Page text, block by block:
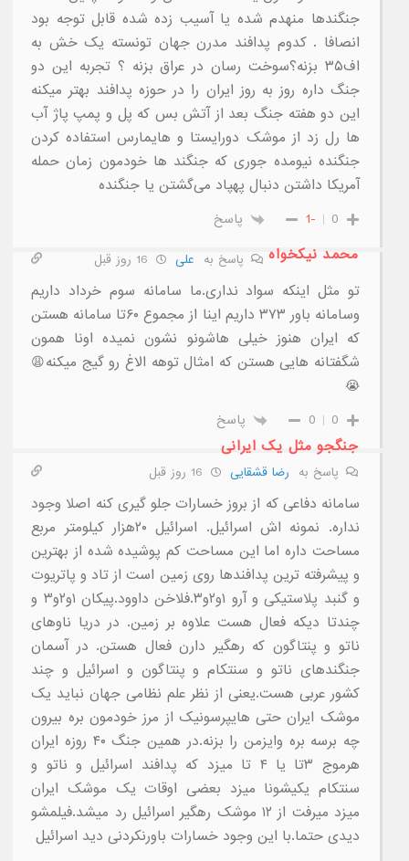
جنگندها منهدم شده یا آسیب زده شده قابل توجه بود
انصافا . کدوم پدافند مدرن جهان تونسته یک خش به
اف۳۵ بزنه؟سوخت رسان در عراق بزنه ؟ تجربه این دو
جنگ داره روز به روز ایران را در حوزه پدافند بهتر میکنه
این دو هفته جنگ بعد از آتش بس که پل و پمپ پاژ آب
ها رل زد از موشک دورایستا و هایمارس استفاده کردن
جنگنده نیومده جوری که جنگند ها خودمون زمان حمله
آمریکا داشتن دنبال پهپاد می‌گشتن یا جنگنده
0
-1 پاسخ
محمد نیکخواه پاسخ به علی
تو مثل اینکه سواد نداری.ما سامانه سوم خرداد داریم
وسامانه باور ۳۷۳ داریم اینا از مجموع ۶۰تا سامانه هستن
که ایران هنوز خیلی هاشونو نشون نمیده اونا همون
شگفتانه هایی هستن که امثال توهه الاغ رو گیج میکنه😩
😭
0
0 پاسخ
جنگجو مثل یک ایرانی
پاسخ به رضا قشقایی
سامانه دفاعی که از بروز خسارات جلو گیری کنه اصلا وجود
نداره. نمونه اش اسرائیل. اسرائیل ۲۰هزار کیلومتر مربع
مساحت داره اما این مساحت کم پوشیده شده از بهترین
و پیشرفته ترین پدافندها روی زمین است از تاد و پاتریوت
و گنبد پلاستیکی و آرو ۱و۲و۳.فلاخن داوود.پیکان ۱و۲و۳ و
چندتا دیکه فعال هست علاوه بر زمین. در دریا ناوهای
ناتو و پنتاگون که رهگیر دارن فعال هستن. در آسمان
جنگندهای ناتو و سنتکام و پنتاگون و اسرائیل و چند
کشور عربی هست.یعنی از نظر علم نظامی جهان نباید یک
موشک ایران حتی هایپرسونیک از مرز خودمون بره بیرون
چه برسه بره وایزمن را بزنه.در همین جنگ ۴۰ روزه ایران
هرموج ۳تا یا ۴ تا میزد که پدافند اسرائیل و ناتو و
سنتکام یکیشونا میزد بعضی اوقات یک موشک ایران
میزد میرفت از ۱۲ موشک رهگیر اسرائیل رد میشد.فیلمشو
دیدی حتما.با این وجود خسارات باورنکردنی دید اسرائیل